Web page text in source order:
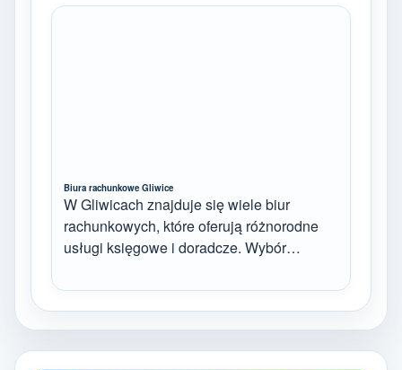
Biura rachunkowe Gliwice
W Gliwicach znajduje się wiele biur
rachunkowych, które oferują różnorodne
usługi księgowe i doradcze. Wybór…